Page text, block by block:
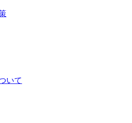
いて